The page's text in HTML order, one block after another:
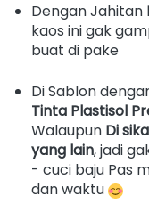
Dengan Jahitan
kaos ini gak
buat di pake
Di Sablon
Tinta Plastisol
Walaupun Di
yang lain, jadi
- cuci baju Pas
dan waktu